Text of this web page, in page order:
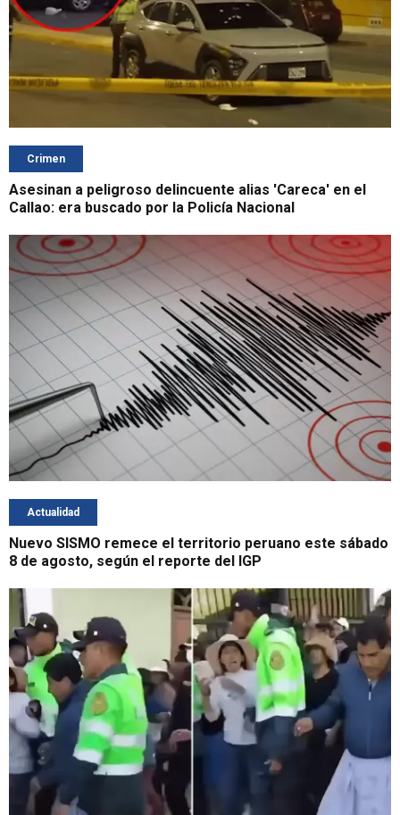
Crimen
Asesinan a peligroso delincuente alias 'Careca' en el
Callao: era buscado por la Policía Nacional
Actualidad
Nuevo SISMO remece el territorio peruano este sábado
8 de agosto, según el reporte del IGP